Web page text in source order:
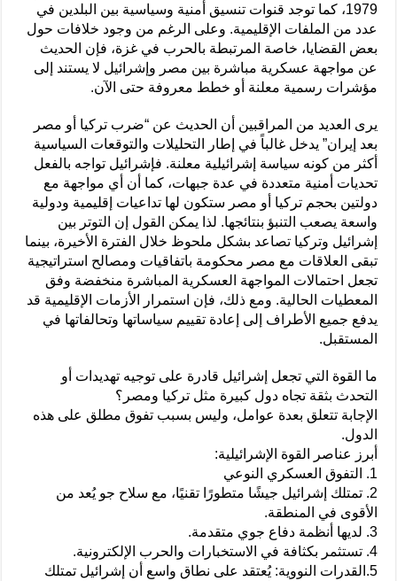
1979، كما توجد قنوات تنسيق أمنية وسياسية بين البلدين في
عدد من الملفات الإقليمية. وعلى الرغم من وجود خلافات حول
بعض القضايا، خاصة المرتبطة بالحرب في غزة، فإن الحديث
عن مواجهة عسكرية مباشرة بين مصر وإشرائيل لا يستند إلى
مؤشرات رسمية معلنة أو خطط معروفة حتى الآن.
يرى العديد من المراقبين أن الحديث عن “ضرب تركيا أو مصر
بعد إيران” يدخل غالباً في إطار التحليلات والتوقعات السياسية
أكثر من كونه سياسة إشرائيلية معلنة. فإشرائيل تواجه بالفعل
تحديات أمنية متعددة في عدة جبهات، كما أن أي مواجهة مع
دولتين بحجم تركيا أو مصر ستكون لها تداعيات إقليمية ودولية
واسعة يصعب التنبؤ بنتائجها. لذا يمكن القول إن التوتر بين
إشرائيل وتركيا تصاعد بشكل ملحوظ خلال الفترة الأخيرة، بينما
تبقى العلاقات مع مصر محكومة باتفاقيات ومصالح استراتيجية
تجعل احتمالات المواجهة العسكرية المباشرة منخفضة وفق
المعطيات الحالية. ومع ذلك، فإن استمرار الأزمات الإقليمية قد
يدفع جميع الأطراف إلى إعادة تقييم سياساتها وتحالفاتها في
المستقبل.
ما القوة التي تجعل إشرائيل قادرة على توجيه تهديدات أو
التحدث بثقة تجاه دول كبيرة مثل تركيا ومصر؟
الإجابة تتعلق بعدة عوامل، وليس بسبب تفوق مطلق على هذه
الدول.
أبرز عناصر القوة الإشرائيلية:
1. التفوق العسكري النوعي
2. تمتلك إشرائيل جيشًا متطورًا تقنيًا، مع سلاح جو يُعد من
الأقوى في المنطقة.
3. لديها أنظمة دفاع جوي متقدمة.
4. تستثمر بكثافة في الاستخبارات والحرب الإلكترونية.
5.القدرات النووية: يُعتقد على نطاق واسع أن إشرائيل تمتلك